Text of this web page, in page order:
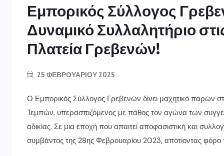
Εμπορικός Σύλλογος
Δυναμικό Συλλαλητήριο
Πλατεία Γρεβενών!
25 ΦΕΒΡΟΥΑΡΊΟΥ 2025
Ο Εμπορικός Σύλλογος Γρεβενών δίνει μαχητικό παρών
Τεμπών, υπερασπιζόμενος με πάθος τον αγώνα των
αδικίας. Σε μια εποχή που απαιτεί αποφασιστική και
συμβάντος της 28ης Φεβρουαρίου 2023, αποτίοντας φόρο